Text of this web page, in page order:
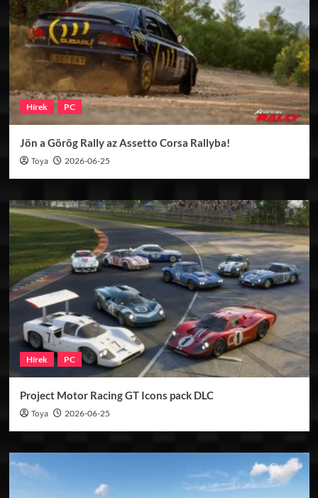
Hírek PC
Jön a Görög Rally az Assetto Corsa Rallyba!
Toya 2026-06-25
Hírek PC
Project Motor Racing GT Icons pack DLC
Toya 2026-06-25